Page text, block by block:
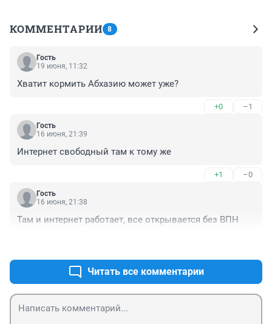
КОММЕНТАРИИ 8
Гость
19 июня, 11:32
Хватит кормить Абхазию может уже?
+0 –1
Гость
16 июня, 21:39
Интернет свободный там к тому же
+1 –0
Гость
16 июня, 21:38
Там и интернет работает, все открывается без ВПН
Читать все комментарии